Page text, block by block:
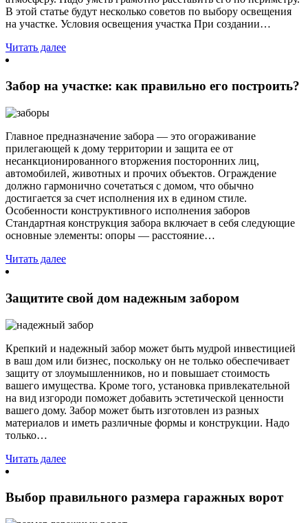
В этой статье будут несколько советов по выбору освещения
на участке. Условия освещения участка При создании…
Читать далее
Забор на участке: как правильно его построить?
Главное предназначение забора — это огораживание
прилегающей к дому территории и защита ее от
несанкционированного вторжения посторонних лиц,
автомобилей, животных и прочих объектов. Ограждение
должно гармонично сочетаться с домом, что обычно
достигается за счет исполнения их в едином стиле.
Особенности конструктивного исполнения заборов
Стандартная конструкция забора включает в себя следующие
основные элементы: опоры — расстояние…
Читать далее
Защитите свой дом надежным забором
Крепкий и надежный забор может быть мудрой инвестицией
в ваш дом или бизнес, поскольку он не только обеспечивает
защиту от злоумышленников, но и повышает стоимость
вашего имущества. Кроме того, установка привлекательной
на вид изгороди поможет добавить эстетической ценности
вашего дому. Забор может быть изготовлен из разных
материалов и иметь различные формы и конструкции. Надо
только…
Читать далее
Выбор правильного размера гаражных ворот